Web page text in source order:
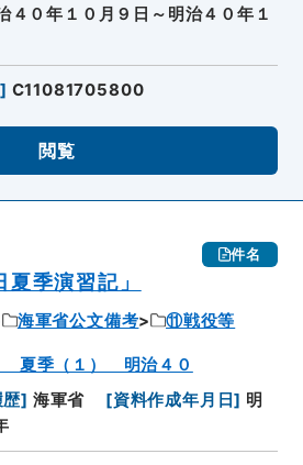
４０年１０月９日～明治４０年１
] C11081705800
閲覧
件名
季演習記」
海軍省公文備考
⑪戦役等
夏季（１） 明治４０
] 海軍省 [資料作成年月日] 明